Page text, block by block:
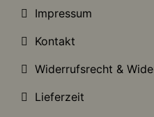
Impressum
Kontakt
Widerrufsrecht &
Lieferzeit